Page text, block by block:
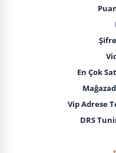
En Çok
Vip Adrese
DRS